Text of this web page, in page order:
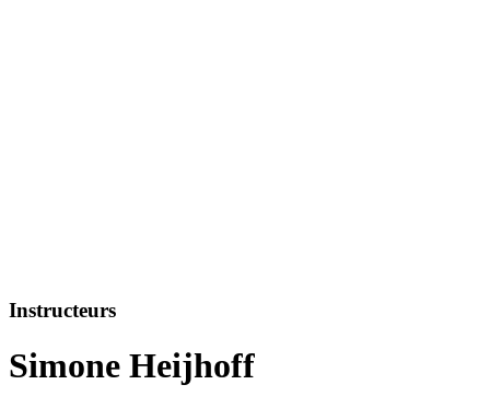
Instructeurs
Simone Heijhoff